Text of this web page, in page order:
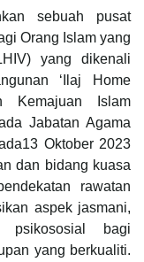
sebuah pusat
Orang Islam yang
yang dikenali
‘Ilaj Home
Kemajuan Islam
Jabatan Agama
Oktober 2023
dan bidang kuasa
rawatan
aspek jasmani,
psikososial bagi
yang berkualiti.